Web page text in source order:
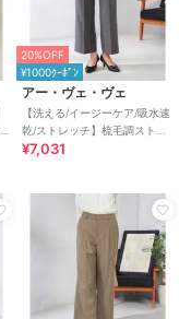
20%OFF
¥1000ｸｰﾎﾟﾝ
アー・ヴェ・ヴェ
【洗える/イージーケア/吸水速
乾/ストレッチ】梳毛調ストレ
ートパンツ
¥7,031